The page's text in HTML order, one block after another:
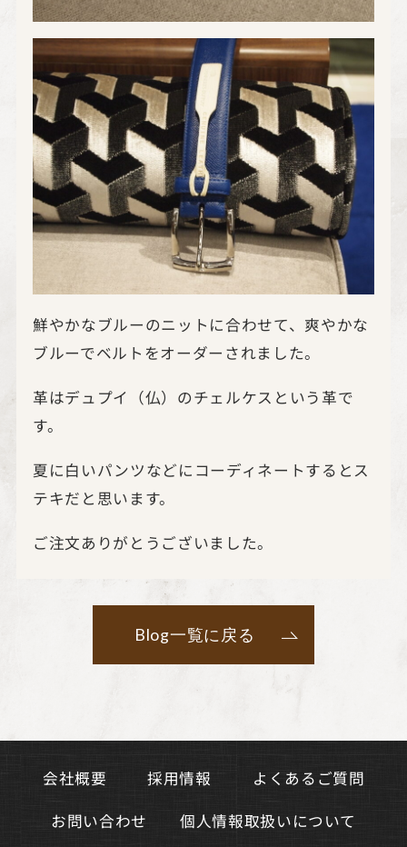
鮮やかなブルーのニットに合わせて、爽やかな
ブルーでベルトをオーダーされました。
革はデュプイ（仏）のチェルケスという革で
す。
夏に白いパンツなどにコーディネートするとス
テキだと思います。
ご注文ありがとうございました。
Blog一覧に戻る
会社概要 採用情報 よくあるご質問
お問い合わせ 個人情報取扱いについて